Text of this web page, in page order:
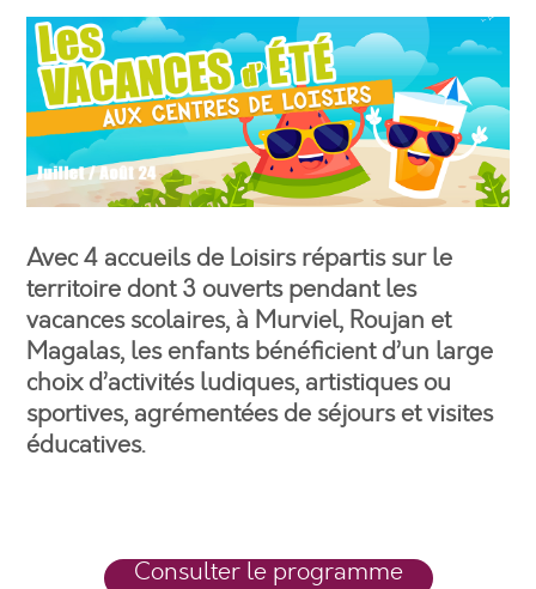
Avec 4 accueils de Loisirs répartis sur le
territoire dont 3 ouverts pendant les
vacances scolaires, à Murviel, Roujan et
Magalas, les enfants bénéficient d’un large
choix d’activités ludiques, artistiques ou
sportives, agrémentées de séjours et visites
éducatives.
Consulter le programme